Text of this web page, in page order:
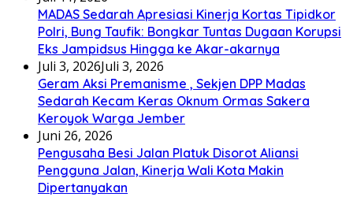
MADAS Sedarah Apresiasi Kinerja Kortas Tipidkor
Polri, Bung Taufik: Bongkar Tuntas Dugaan Korupsi
Eks Jampidsus Hingga ke Akar-akarnya
Juli 3, 2026Juli 3, 2026
Geram Aksi Premanisme , Sekjen DPP Madas
Sedarah Kecam Keras Oknum Ormas Sakera
Keroyok Warga Jember
Juni 26, 2026
Pengusaha Besi Jalan Platuk Disorot Aliansi
Pengguna Jalan, Kinerja Wali Kota Makin
Dipertanyakan